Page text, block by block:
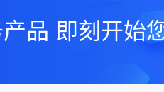
品 即刻开始